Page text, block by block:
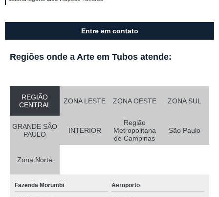
Entre em contato
Regiões onde a Arte em Tubos atende:
REGIÃO
CENTRAL
ZONA LESTE ZONA OESTE ZONA SUL
GRANDE SÃO
PAULO
INTERIOR
Região
Metropolitana
de Campinas
São Paulo
Zona Norte
Fazenda Morumbi Aeroporto